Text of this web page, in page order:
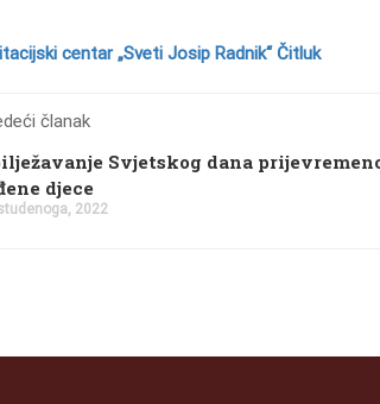
centar „Sveti Josip Radnik“ Čitluk
članak
Svjetskog dana
djece
2022